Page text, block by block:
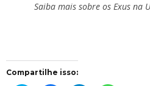
Saiba mais sobre os Exus na
Compartilhe isso: